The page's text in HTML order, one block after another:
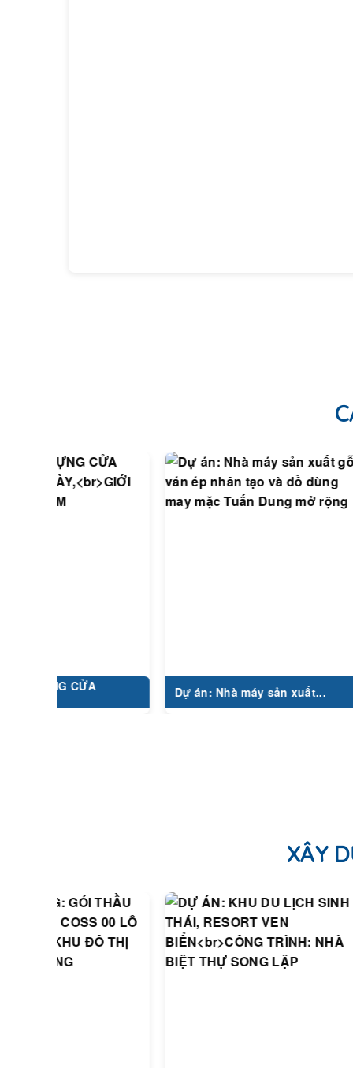
Dự án: Nhà máy sản xuất...
XÂY